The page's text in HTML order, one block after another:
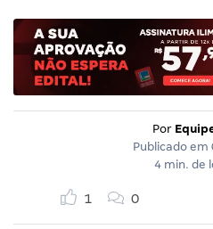
Por
Publicado em
4 min. de
1 0